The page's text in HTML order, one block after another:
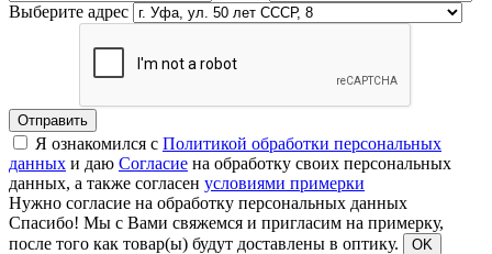
Выберите адрес
Отправить
Я ознакомился с Политикой обработки персональных
данных и даю Согласие на обработку своих персональных
данных, а также согласен условиями примерки
Нужно согласие на обработку персональных данных
Спасибо! Мы с Вами свяжемся и пригласим на примерку,
после того как товар(ы) будут доставлены в оптику.
OK